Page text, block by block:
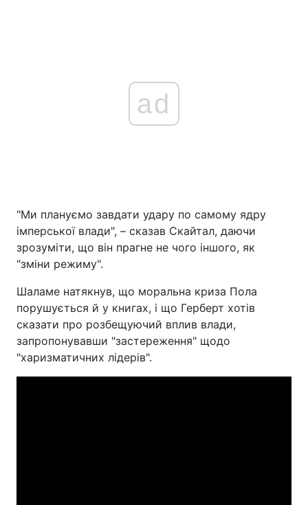
ad
"Ми плануємо завдати удару по самому ядру
імперської влади", – сказав Скайтал, даючи
зрозуміти, що він прагне не чого іншого, як
"зміни режиму".
Шаламе натякнув, що моральна криза Пола
порушується й у книгах, і що Герберт хотів
сказати про розбещуючий вплив влади,
запропонувавши "застереження" щодо
"харизматичних лідерів".